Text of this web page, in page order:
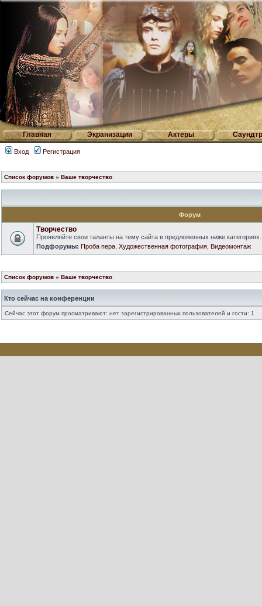
Главная Экранизации Актеры
Вход Регистрация
Список форумов » Ваше творчество
Форум
Творчество
Проявляйте свои таланты на тему сайта в предложенных ниже категориях.
Подфорумы: Проба пера Художественная фотография Видеомонтаж
Список форумов » Ваше творчество
Кто сейчас на конференции
Сейчас этот форум просматривают: нет зарегистрированных пользователей и гости: 1